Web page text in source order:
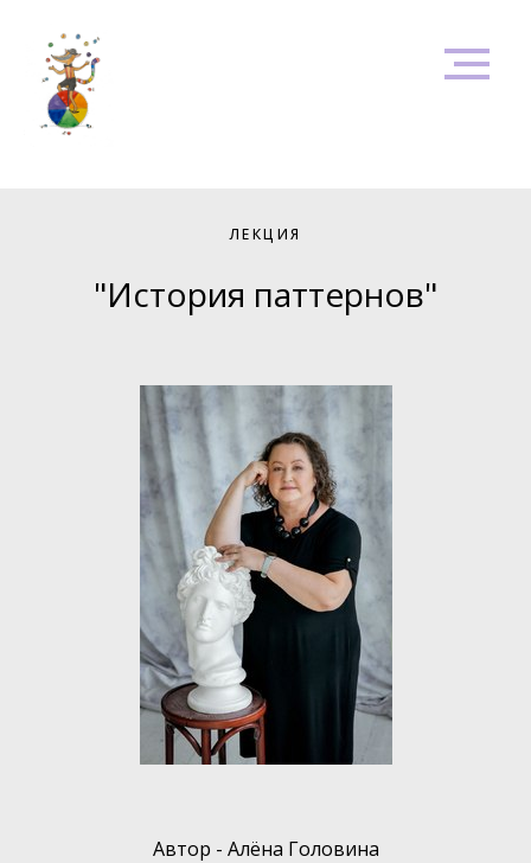
ЛЕКЦИЯ
"История паттернов"
Автор - Алёна Головина